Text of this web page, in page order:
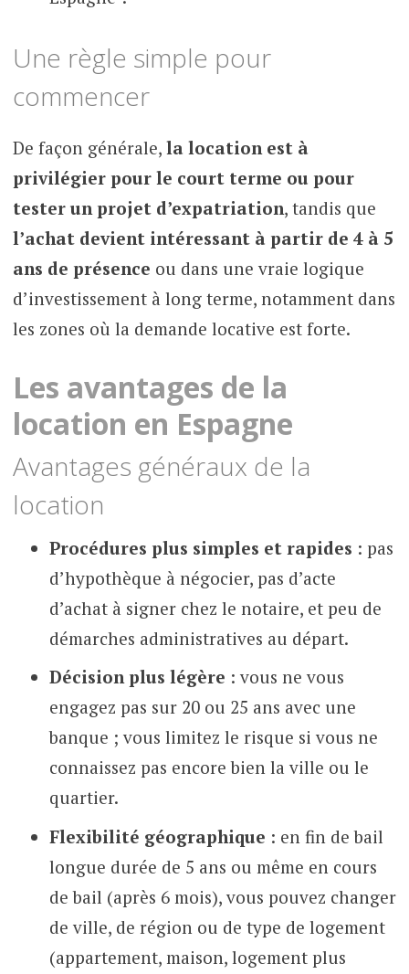
Une règle simple pour
commencer
De façon générale, la location est à
privilégier pour le court terme ou pour
tester un projet d’expatriation, tandis que
l’achat devient intéressant à partir de 4 à 5
ans de présence ou dans une vraie logique
d’investissement à long terme, notamment dans
les zones où la demande locative est forte.
Les avantages de la
location en Espagne
Avantages généraux de la
location
Procédures plus simples et rapides : pas
d’hypothèque à négocier, pas d’acte
d’achat à signer chez le notaire, et peu de
démarches administratives au départ.
Décision plus légère : vous ne vous
engagez pas sur 20 ou 25 ans avec une
banque ; vous limitez le risque si vous ne
connaissez pas encore bien la ville ou le
quartier.
Flexibilité géographique : en fin de bail
longue durée de 5 ans ou même en cours
de bail (après 6 mois), vous pouvez changer
de ville, de région ou de type de logement
(appartement, maison, logement plus